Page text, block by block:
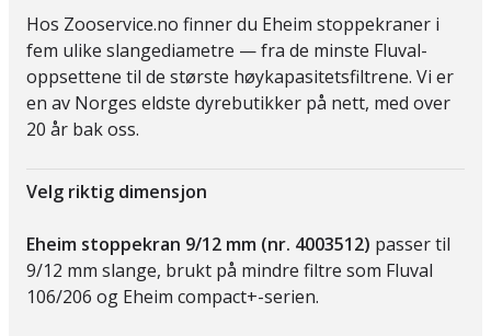
Hos Zooservice.no finner du Eheim stoppekraner i
fem ulike slangediametre — fra de minste Fluval-
oppsettene til de største høykapasitetsfiltrene. Vi er
en av Norges eldste dyrebutikker på nett, med over
20 år bak oss.
Velg riktig dimensjon
Eheim stoppekran 9/12 mm (nr. 4003512) passer til
9/12 mm slange, brukt på mindre filtre som Fluval
106/206 og Eheim compact+-serien.